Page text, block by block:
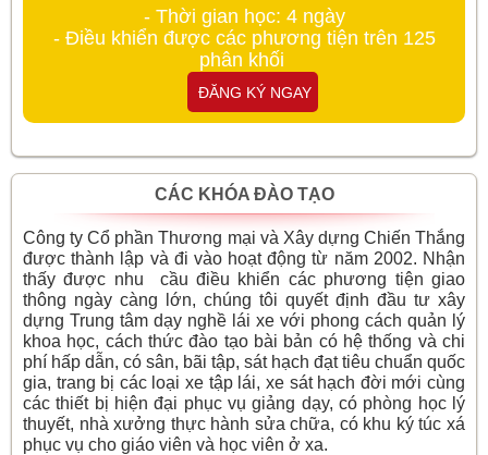
- Thời gian học: 4 ngày
- Điều khiển được các phương tiện trên 125
phân khối
ĐĂNG KÝ NGAY
CÁC KHÓA ĐÀO TẠO
Công ty Cổ phần Thương mại và Xây dựng Chiến Thắng
được thành lập và đi vào hoạt động từ năm 2002. Nhận
thấy được nhu cầu điều khiển các phương tiện giao
thông ngày càng lớn, chúng tôi quyết định đầu tư xây
dựng Trung tâm dạy nghề lái xe với phong cách quản lý
khoa học, cách thức đào tạo bài bản có hệ thống và chi
phí hấp dẫn, có sân, bãi tập, sát hạch đạt tiêu chuẩn quốc
gia, trang bị các loại xe tập lái, xe sát hạch đời mới cùng
các thiết bị hiện đại phục vụ giảng dạy, có phòng học lý
thuyết, nhà xưởng thực hành sửa chữa, có khu ký túc xá
phục vụ cho giáo viên và học viên ở xa.